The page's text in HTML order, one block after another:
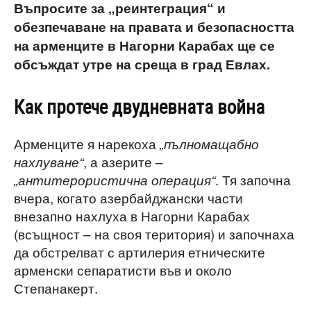
Въпросите за „реинтеграция“ и
обезпечаване на правата и безопасността
на арменците в Нагорни Карабах ще се
обсъждат утре на среща в град Евлах.
Как протече двудневната война
Арменците я нарекоха „пълномащабно
нахлуване“, а азерите –
„антитерористична операция“. Тя започна
вчера, когато азербайджански части
внезапно нахлуха в Нагорни Карабах
(всъщност – на своя територия) и започнаха
да обстрелват с артилерия етническите
арменски сепаратисти във и около
Степанакерт.